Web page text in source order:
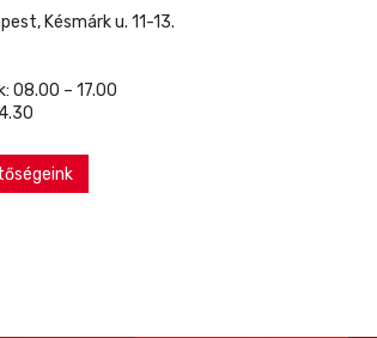
Késmárk u. 11-13.
08.00 – 17.00